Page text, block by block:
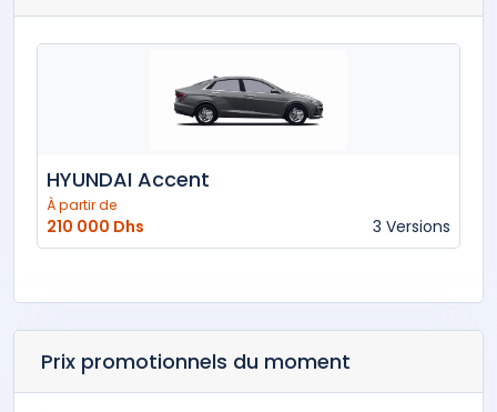
HYUNDAI Accent
À partir de
210 000 Dhs 3 Versions
Prix promotionnels du moment